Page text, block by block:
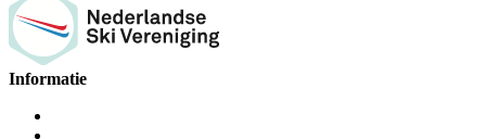
Informatie